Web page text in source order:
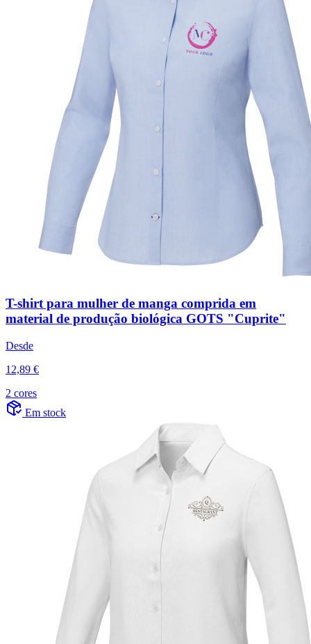
T-shirt para mulher de manga comprida em
material de produção biológica GOTS "Cuprite"
Desde
12,89 €
2 cores
Em stock